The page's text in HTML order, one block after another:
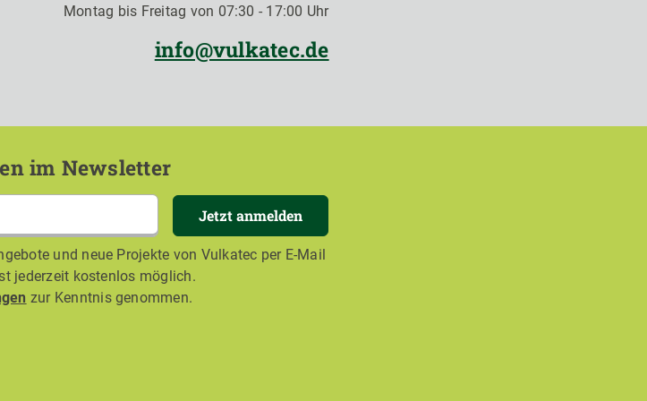
Montag bis Freitag von 07:30 - 17:00 Uhr
info@vulkatec.de
im Newsletter
Jetzt anmelden
und neue Projekte von Vulkatec per E-Mail
jederzeit kostenlos möglich.
zur Kenntnis genommen.